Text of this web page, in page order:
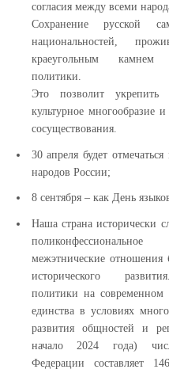
согласия между всеми
Сохранение русской
национальностей,
краеугольным камнем
политики.
Это позволит укрепить
культурное многообразие
сосуществования.
30 апреля будет
народов России;
8 сентября – как День
Наша страна исторически
межэтнические
исторического
политики на современном
единства в условиях
развития общностей и
начало 2024 года)
Федерации составляет